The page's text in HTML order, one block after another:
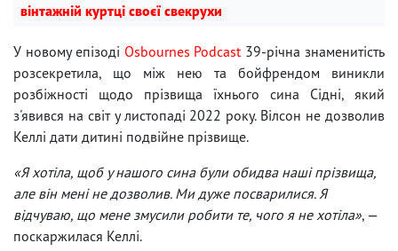
вінтажній куртці своєї свекрухи
У новому епізоді Osbournes Podcast 39-річна знаменитість
розсекретила, що між нею та бойфрендом виникли
розбіжності щодо прізвища їхнього сина Сідні, який
з'явився на світ у листопаді 2022 року. Вілсон не дозволив
Келлі дати дитині подвійне прізвище.
«Я хотіла, щоб у нашого сина були обидва наші прізвища,
але він мені не дозволив. Ми дуже посварилися. Я
відчуваю, що мене змусили робити те, чого я не хотіла», —
поскаржилася Келлі.